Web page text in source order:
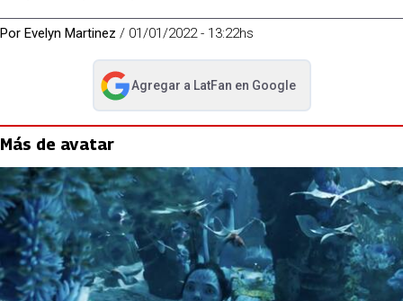
Por Evelyn Martinez / 01/01/2022 - 13:22hs
Agregar a LatFan en Google
abre en nueva pestaña
Más de avatar